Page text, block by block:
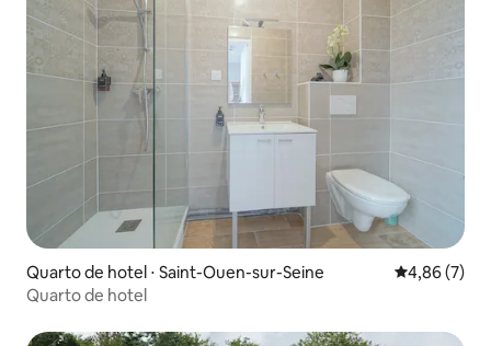
Quarto de hotel ⋅ Saint-Ouen-sur-Seine 4,86 de uma
4,86 (7)
Quarto de hotel